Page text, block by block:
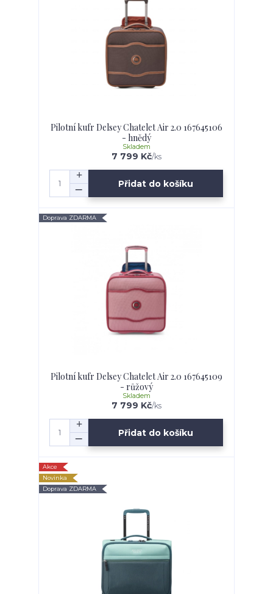
Pilotní kufr Delsey Chatelet Air 2.0 167645106
- hnědý
7 799 Kč/ks
Skladem
Přidat do košíku
Doprava ZDARMA
Pilotní kufr Delsey Chatelet Air 2.0 167645109
- růžový
7 799 Kč/ks
Skladem
Přidat do košíku
Akce
Novinka
Doprava ZDARMA